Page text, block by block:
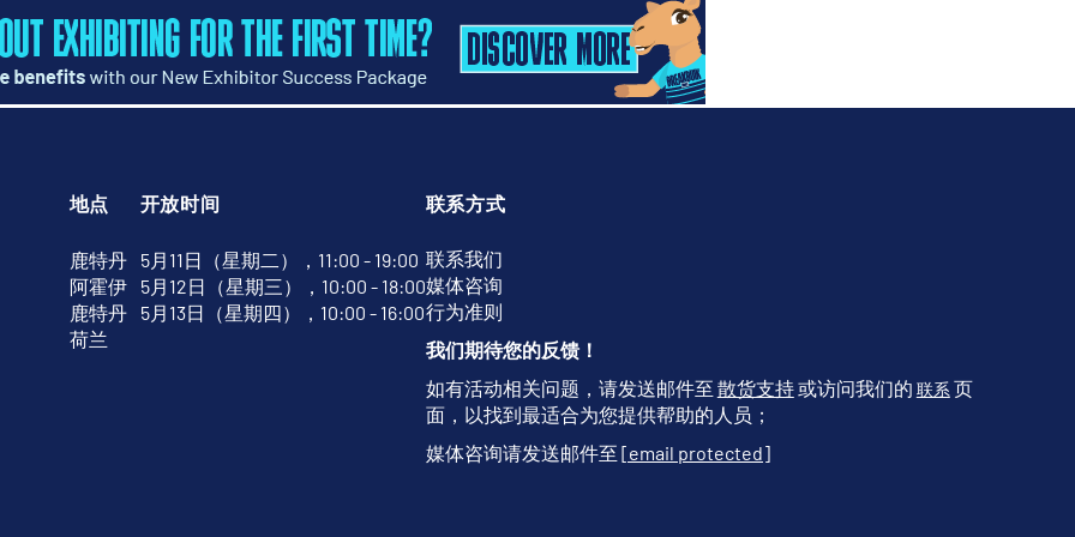
地点
鹿特丹
阿霍伊
鹿特丹
荷兰
开放时间
5月11日（星期二），11:00 - 19:00
5月12日（星期三），10:00 - 18:00
5月13日（星期四），10:00 - 16:00
联系方式
联系我们
媒体咨询
行为准则
我们期待您的反馈！
如有活动相关问题，请发送邮件至 散货支持或访问我们的 联系 页
面，以找到最适合为您提供帮助的人员；
媒体咨询请发送邮件至 [email protected]